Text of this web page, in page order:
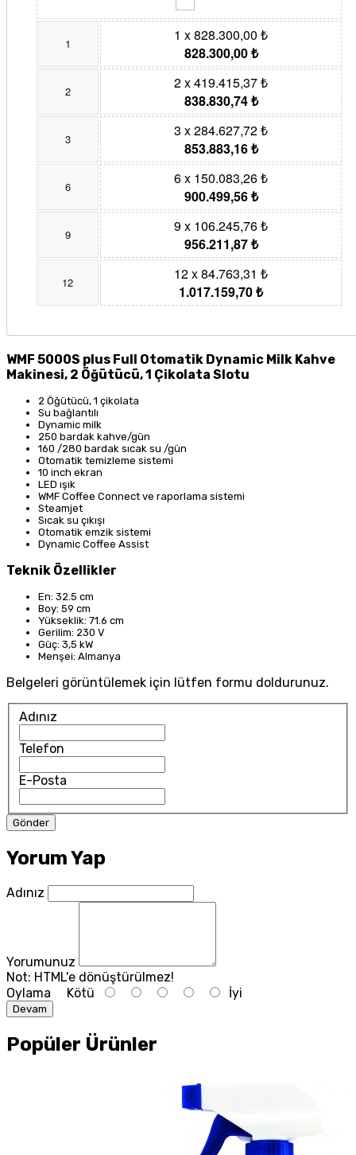
1
1 x 828.300,00 ₺
828.300,00 ₺
2
2 x 419.415,37 ₺
838.830,74 ₺
3
3 x 284.627,72 ₺
853.883,16 ₺
6
6 x 150.083,26 ₺
900.499,56 ₺
9
9 x 106.245,76 ₺
956.211,87 ₺
12
12 x 84.763,31 ₺
1.017.159,70 ₺
WMF 5000S plus Full Otomatik Dynamic Milk Kahve
Makinesi, 2 Öğütücü, 1 Çikolata Slotu
2 Öğütücü, 1 çikolata
Su bağlantılı
Dynamic milk
250 bardak kahve/gün
160 /280 bardak sıcak su /gün
Otomatik temizleme sistemi
10 inch ekran
LED ışık
WMF Coffee Connect ve raporlama sistemi
Steamjet
Sıcak su çıkışı
Otomatik emzik sistemi
Dynamic Coffee Assist
Teknik Özellikler
En: 32.5 cm
Boy: 59 cm
Yükseklik: 71.6 cm
Gerilim: 230 V
Güç: 3,5 kW
Menşei: Almanya
Belgeleri görüntülemek için lütfen formu doldurunuz.
Adınız
Telefon
E-Posta
Yorum Yap
Adınız
Yorumunuz
Not: HTML'e dönüştürülmez!
Oylama Kötü İyi
Devam
Popüler Ürünler